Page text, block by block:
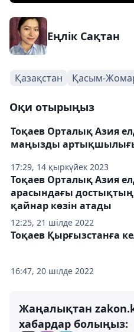
Еңлік Сақтан
Қазақстан Қасым-
Оқи отырыңыз
17:29, 14 қыркүйек 2023
Тоқаев Орталық Азия
маңызды
12:25, 21 шілде 2022
Тоқаев Орталық Азия
арасындағы
қайнар көзін атады
16:47, 20 шілде 2022
Тоқаев Қырғызстанға
Жаңалықтан
хабардар болыңыз: